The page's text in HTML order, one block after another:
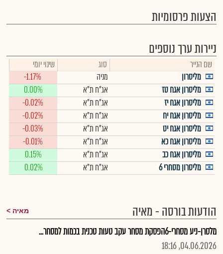
הצעות פרסומיות
ניירות ערך נוספים
שם הנייר סוג
שינוי יומי
מליסרון
מניה
-1.17%
מליסרון אגח טז
אג"ח ת"א
0.00%
מליסרון אגח יז
אג"ח ת"א
-0.02%
מליסרון אגח יח
אג"ח ת"א
-0.02%
מליסרון אגח יט
אג"ח ת"א
-0.03%
מליסרון אגח כא
אג"ח ת"א
-0.01%
מליסרון אגח כב
אג"ח ת"א
0.15%
מליסרון מסחרי 6
אג"ח ת"א 0.02%
הודעות בורסה - מאיה מאיה
מלסרן-ניע מסחרי-6הפסקת מסחר עקב טעות טכנית בכמות למסחר...
04.06.2026, 18:16